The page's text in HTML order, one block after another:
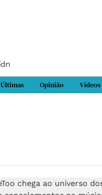
Últimas Opinião Vídeos